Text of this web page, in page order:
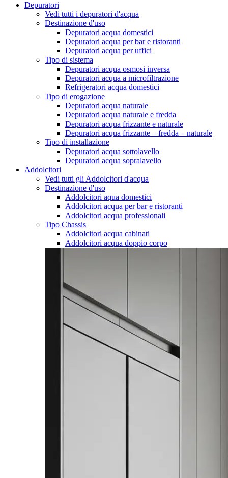
Depuratori
Vedi tutti i depuratori d'acqua
Destinazione d'uso
Depuratori acqua domestici
Depuratori acqua per bar e ristoranti
Depuratori acqua per uffici
Tipo di sistema
Depuratori acqua osmosi inversa
Depuratori acqua a microfiltrazione
Refrigeratori acqua domestici
Tipo di erogazione
Depuratori acqua naturale
Depuratori acqua naturale e fredda
Depuratori acqua frizzante e naturale
Depuratori acqua frizzante – fredda – naturale
Tipo di installazione
Depuratori acqua sottolavello
Depuratori acqua sopralavello
Addolcitori
Vedi tutti gli Addolcitori d'acqua
Destinazione d'uso
Addolcitori aqua domestici
Addolcitori acqua per bar e ristoranti
Addolcitori acqua professionali
Tipo Chassis
Addolcitori acqua cabinati
Addolcitori acqua doppio corpo